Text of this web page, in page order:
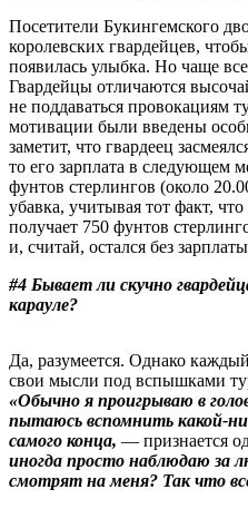
Посетители Букингемского
королевских гвардейцев,
появилась улыбка. Но чаще
Гвардейцы отличаются
не поддаваться провокациям
мотивации были введены
заметит, что гвардеец
то его зарплата в следующем
фунтов стерлингов (около
убавка, учитывая тот факт,
получает 750 фунтов
и, считай, остался без
#4 Бывает ли скучно
карауле?
Да, разумеется. Однако
свои мысли под вспышками
«Обычно я проигрываю в
пытаюсь вспомнить какой-
самого конца, — признается
иногда просто наблюдаю за
смотрят на меня? Так что